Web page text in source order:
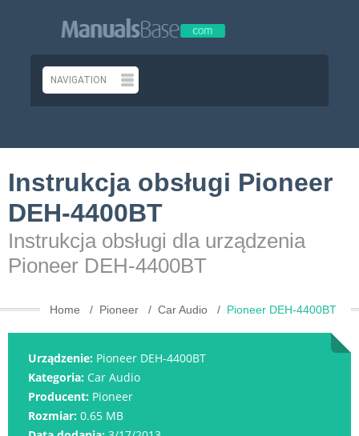
Instrukcja obsługi Pioneer
DEH-4400BT
Instrukcja obsługi dla urządzenia
Pioneer DEH-4400BT
Home Pioneer Car Audio Pioneer DEH-4400BT
Urządzenie: Pioneer DEH-4400BT
Kategoria: Car Audio
Producent: Pioneer
Rozmiar: 0.65 MB